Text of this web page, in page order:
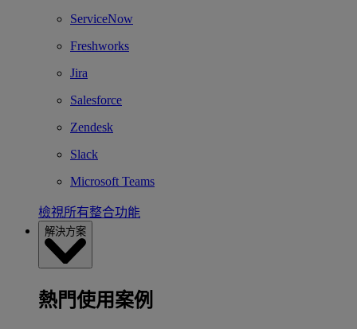
ServiceNow
Freshworks
Jira
Salesforce
Zendesk
Slack
Microsoft Teams
檢視所有整合功能
解決方案
熱門使用案例